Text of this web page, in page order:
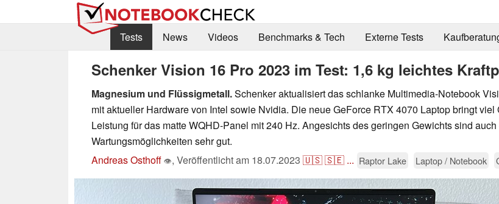
Tests
News Videos Benchmarks & Tech Externe Tests
Schenker Vision 16 Pro 2023 im Test: 1,6 kg leichtes
Magnesium und Flüssigmetall.Schenker aktualisiert das schlanke Multimedia-Notebook
mit aktueller Hardware von Intel sowie Nvidia. Die neue GeForce RTX 4070 Laptop bringt viel
Leistung für das matte WQHD-Panel mit 240 Hz. Angesichts des geringen Gewichts sind
Wartungsmöglichkeiten sehr gut.
Andreas Osthoff 👁, Veröffentlicht am 18.07.2023 🇺🇸🇸🇪 ... Raptor Lake Laptop / Notebook